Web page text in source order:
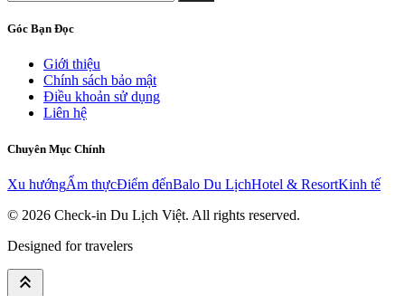
Góc Bạn Đọc
Giới thiệu
Chính sách bảo mật
Điều khoản sử dụng
Liên hệ
Chuyên Mục Chính
Xu hướngẨm thựcĐiểm đếnBalo Du LịchHotel & ResortKinh tế
© 2026 Check-in Du Lịch Việt. All rights reserved.
Designed for travelers
keyboard_double_arrow_up